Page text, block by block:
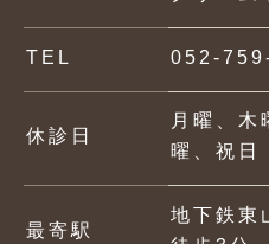
TEL 052-
休診日
月曜、木
曜、祝日
最寄駅
地下鉄東